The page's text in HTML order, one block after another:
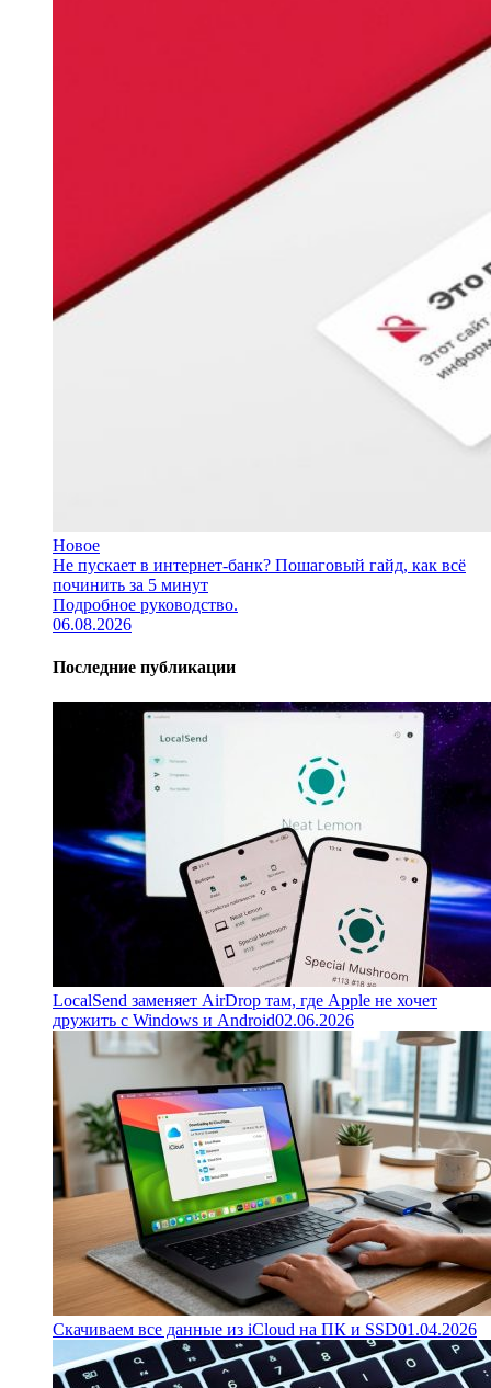
Новое
Не пускает в интернет-банк? Пошаговый гайд, как всё
починить за 5 минут
Подробное руководство.
06.08.2026
Последние публикации
LocalSend заменяет AirDrop там, где Apple не хочет
дружить с Windows и Android02.06.2026
Скачиваем все данные из iCloud на ПК и SSD01.04.2026